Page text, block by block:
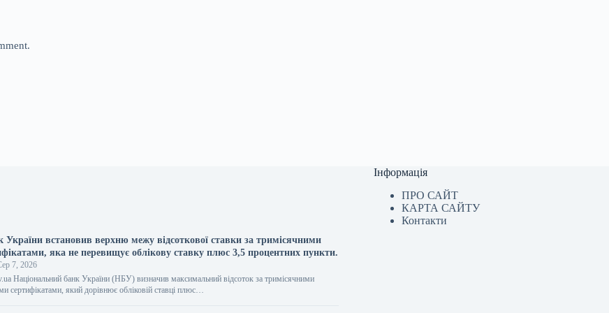
України встановив верхню межу відсоткової ставки за тримісячними
яка не перевищує облікову ставку плюс 3,5 процентних пункти.
7, 2026
Національний банк України (НБУ) визначив максимальний відсоток за тримісячними
сертифікатами, який дорівнює обліковій ставці плюс…
Інформація
ПРО САЙТ
КАРТА САЙТУ
Контакти